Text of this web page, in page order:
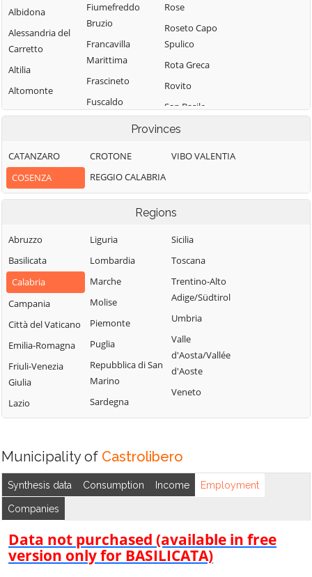
Albidona
Alessandria del
Carretto
Altilia
Altomonte
Amantea
Aprigliano
Belmonte
Calabro
Bianchi
Bisignano
Bocchigliero
Bonifati
Buonvicino
Calopezzati
Cariati
Carolei
Carpanzano
Casali del Manco
Cassano all'Ionio
Castiglione
Fiumefreddo
Bruzio
Francavilla
Marittima
Frascineto
Fuscaldo
Piemontese
Lago
Laino Castello
Lappano
Lattarico
Longobardi
Longobucco
Lungro
Luzzi
Mandatoriccio
Mangone
Marano
Principato
Marzi
Rose
Roseto Capo
Spulico
Rota Greca
Rovito
San Basile
San Benedetto
Albanese
San Demetrio
Corone
San Donato di
San Giorgio
Albanese
San Giovanni in
Fiore
San Lorenzo
Vallo
San Marco
Argentano
San Nicola Arcella
San Pietro in
Provinces
CATANZARO
COSENZA
CROTONE
REGGIO CALABRIA
VIBO VALENTIA
Regions
Abruzzo
Basilicata
Calabria
Campania
Città del Vaticano
Emilia-Romagna
Friuli-Venezia
Giulia
Lazio
Liguria
Lombardia
Marche
Molise
Piemonte
Puglia
Repubblica di San
Marino
Sardegna
Sicilia
Toscana
Trentino-Alto
Adige/Südtirol
Umbria
Valle
d'Aosta/Vallée
d'Aoste
Veneto
Municipality of Castrolibero
Synthesis data Consumption Income Employment
Companies
Data not purchased (available in free
version only for BASILICATA)